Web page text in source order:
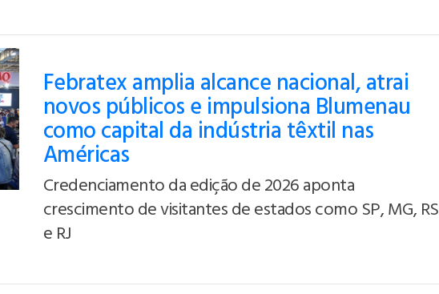
Febratex amplia alcance nacional, atrai
novos públicos e impulsiona Blumenau
como capital da indústria têxtil nas
Américas
Credenciamento da edição de 2026 aponta
crescimento de visitantes de estados como SP, MG, RS
e RJ